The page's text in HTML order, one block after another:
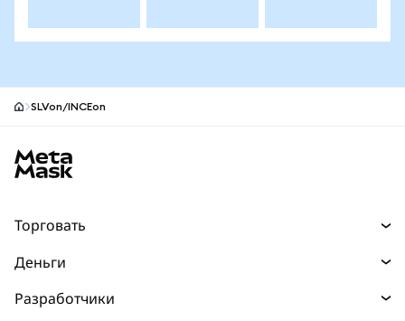
SLVon/INCEon
Торговать
Прогнозы
Деньги
Разработчики